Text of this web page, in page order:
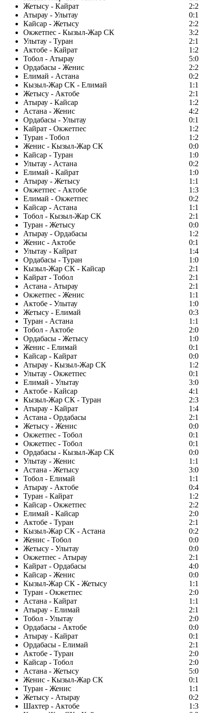
Жетысу - Кайрат
2:2
Атырау - Улытау
0:1
Кайсар - Жетысу
2:2
Окжетпес - Кызыл-Жар СК
3:2
Улытау - Туран
2:1
Актобе - Кайрат
1:2
Тобол - Атырау
5:0
Ордабасы - Женис
2:2
Елимай - Астана
0:2
Кызыл-Жар СК - Елимай
1:1
Жетысу - Актобе
2:1
Атырау - Кайсар
1:2
Астана - Женис
4:2
Ордабасы - Улытау
0:1
Кайрат - Окжетпес
1:2
Туран - Тобол
1:2
Женис - Кызыл-Жар СК
0:0
Кайсар - Туран
1:0
Улытау - Астана
0:2
Елимай - Кайрат
1:0
Атырау - Жетысу
1:1
Окжетпес - Актобе
1:3
Елимай - Окжетпес
0:2
Кайсар - Астана
1:1
Тобол - Кызыл-Жар СК
2:1
Туран - Жетысу
0:0
Атырау - Ордабасы
1:2
Женис - Актобе
0:1
Улытау - Кайрат
1:4
Ордабасы - Туран
1:0
Кызыл-Жар СК - Кайсар
2:1
Кайрат - Тобол
2:1
Астана - Атырау
2:1
Окжетпес - Женис
1:1
Актобе - Улытау
1:0
Жетысу - Елимай
0:3
Туран - Астана
1:1
Тобол - Актобе
2:0
Ордабасы - Жетысу
1:0
Женис - Елимай
0:1
Кайсар - Кайрат
0:0
Атырау - Кызыл-Жар СК
1:2
Улытау - Окжетпес
0:1
Елимай - Улытау
3:0
Актобе - Кайсар
4:1
Кызыл-Жар СК - Туран
2:3
Атырау - Кайрат
1:4
Астана - Ордабасы
2:1
Жетысу - Женис
0:0
Окжетпес - Тобол
0:1
Окжетпес - Тобол
0:1
Ордабасы - Кызыл-Жар СК
0:0
Улытау - Женис
1:1
Астана - Жетысу
3:0
Тобол - Елимай
1:1
Атырау - Актобе
0:4
Туран - Кайрат
1:2
Кайсар - Окжетпес
2:2
Елимай - Кайсар
2:0
Актобе - Туран
2:1
Кызыл-Жар СК - Астана
0:2
Женис - Тобол
0:0
Жетысу - Улытау
0:0
Окжетпес - Атырау
2:1
Кайрат - Ордабасы
4:0
Кайсар - Женис
0:0
Кызыл-Жар СК - Жетысу
1:1
Туран - Окжетпес
2:0
Астана - Кайрат
1:1
Атырау - Елимай
2:1
Тобол - Улытау
2:0
Ордабасы - Актобе
0:0
Атырау - Кайрат
0:1
Ордабасы - Елимай
2:1
Актобе - Туран
2:0
Кайсар - Тобол
2:0
Астана - Жетысу
5:0
Женис - Кызыл-Жар СК
0:1
Туран - Женис
1:1
Жетысу - Атырау
0:2
Шахтер - Актобе
1:3